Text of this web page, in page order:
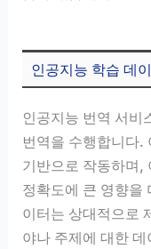
인공지능 학습 데
인공지능 번역 서비
번역을 수행합니다.
기반으로 작동하며,
정확도에 큰 영향을
이터는 상대적으로
야나 주제에 대한